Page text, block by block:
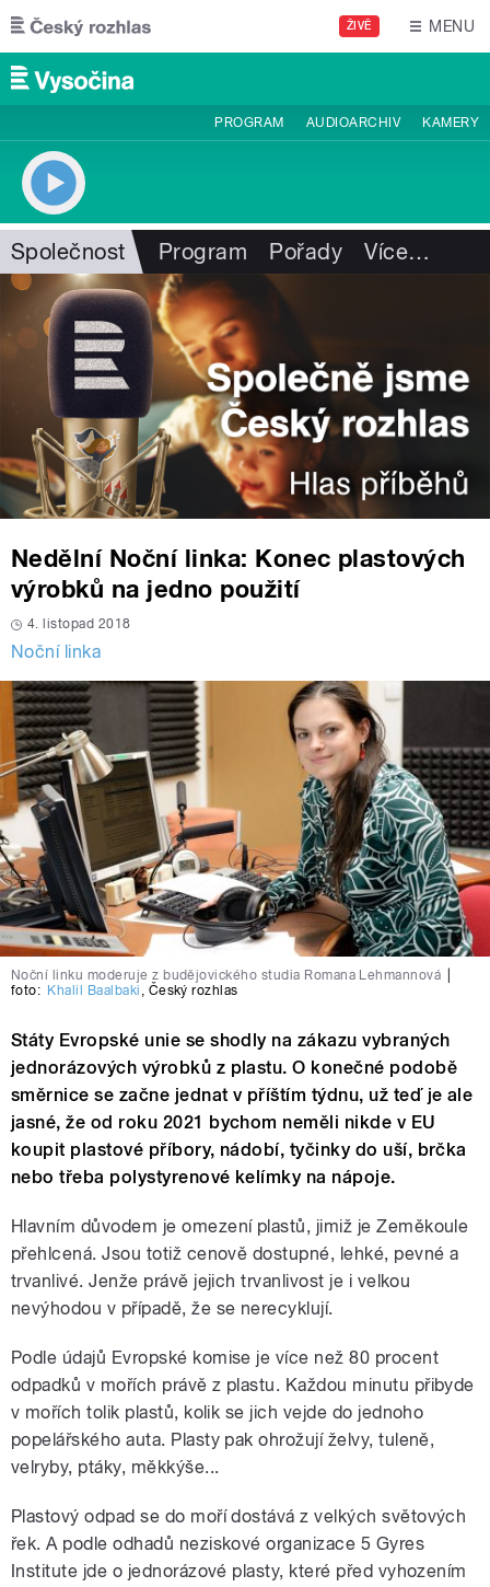
Přejít k hlavnímu obsahu
ŽIVĚ MENU
PROGRAM AUDIOARCHIV KAMERY
Společnost Program Pořady Více…
Nedělní Noční linka: Konec plastových
výrobků na jedno použití
4. listopad 2018
Noční linka
Noční linku moderuje z budějovického studia Romana Lehmannová
foto: Khalil Baalbaki , Český rozhlas
Státy Evropské unie se shodly na zákazu vybraných
jednorázových výrobků z plastu. O konečné podobě
směrnice se začne jednat v příštím týdnu, už teď je ale
jasné, že od roku 2021 bychom neměli nikde v EU
koupit plastové příbory, nádobí, tyčinky do uší, brčka
nebo třeba polystyrenové kelímky na nápoje.
Hlavním důvodem je omezení plastů, jimiž je Zeměkoule
přehlcená. Jsou totiž cenově dostupné, lehké, pevné a
trvanlivé. Jenže právě jejich trvanlivost je i velkou
nevýhodou v případě, že se nerecyklují.
Podle údajů Evropské komise je více než 80 procent
odpadků v mořích právě z plastu. Každou minutu přibyde
v mořích tolik plastů, kolik se jich vejde do jednoho
popelářského auta. Plasty pak ohrožují želvy, tuleně,
velryby, ptáky, měkkýše...
Plastový odpad se do moří dostává z velkých světových
řek. A podle odhadů neziskové organizace 5 Gyres
Institute jde o jednorázové plasty, které před vyhozením